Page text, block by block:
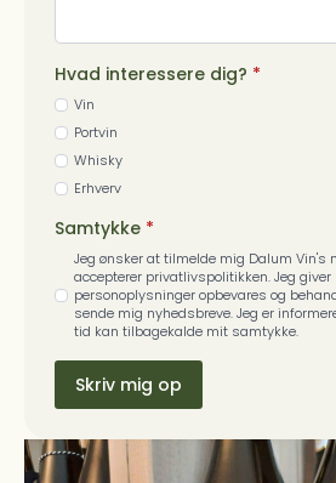
Hvad interessere dig? *
Vin
Portvin
Whisky
Erhverv
Samtykke *
Jeg ønsker at tilmelde mig Dalum Vin's
accepterer privatlivspolitikken. Jeg
personoplysninger opbevares og
sende mig nyhedsbreve. Jeg er
tid kan tilbagekalde mit samtykke.
Skriv mig op